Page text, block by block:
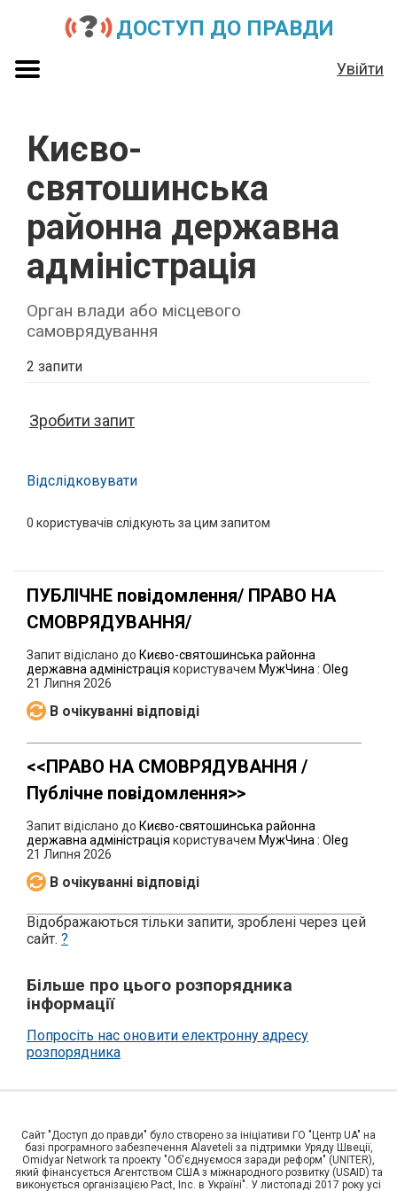
ДОСТУП ДО ПРАВДИ
Увійти
Києво-
святошинська
районна державна
адміністрація
Орган влади або місцевого
самоврядування
2 запити
Зробити запит
Відслідковувати
0 користувачів слідкують за цим запитом
ПУБЛІЧНЕ повідомлення/ ПРАВО НА
СМОВРЯДУВАННЯ/
Запит відіслано до Києво-святошинська районна
державна адміністрація користувачем МужЧина : Oleg
21 Липня 2026
В очікуванні відповіді
<<ПРАВО НА СМОВРЯДУВАННЯ /
Публічне повідомлення>>
Запит відіслано до Києво-святошинська районна
державна адміністрація користувачем МужЧина : Oleg
21 Липня 2026
В очікуванні відповіді
Відображаються тільки запити, зроблені через цей
сайт. ?
Більше про цього розпорядника
інформації
Попросіть нас оновити електронну адресу
розпорядника
Сайт "Доступ до правди" було створено за ініціативи ГО "Центр UA" на
базі програмного забезпечення Alaveteli за підтримки Уряду Швеції,
Omidyar Network та проекту "Об'єднуємося заради реформ" (UNITER),
який фінансується Агентством США з міжнародного розвитку (USAID) та
виконується організацією Pact, Inc. в Україні". У листопаді 2017 року усі